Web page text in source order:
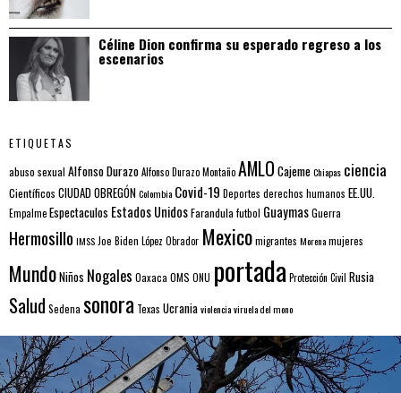
Céline Dion confirma su esperado regreso a los
escenarios
ETIQUETAS
abuso sexual Alfonso DurazoAlfonso Durazo MontañoAMLO CajemeChiapas ciencia
Científicos CIUDAD OBREGÓNColombia Covid-19 Deportes derechos humanos EE.UU.
EmpalmeEspectaculos Estados UnidosFarandulafutbol GuaymasGuerra
Hermosillo IMSSJoe Biden López Obrador Mexicomigrantes Morenamujeres
MundoNiños Nogales Oaxaca OMS ONU portada Protección Civil Rusia
Salud Sedena sonora Texas Ucraniaviolenciaviruela del mono